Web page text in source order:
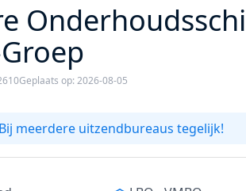
Geplaats op: 2026-08-05
meerdere uitzendbureaus tegelijk!